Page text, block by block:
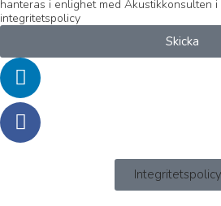
hanteras i enlighet med Akustikkonsulten i
integritetspolicy
Skicka